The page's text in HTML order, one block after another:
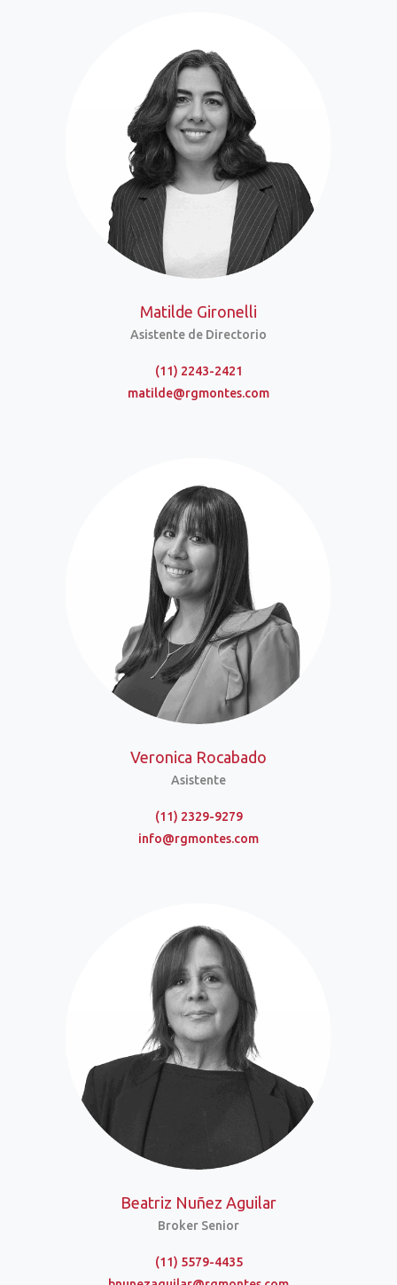
Matilde Gironelli
Asistente de Directorio
(11) 2243-2421
matilde@rgmontes.com
Veronica Rocabado
Asistente
(11) 2329-9279
info@rgmontes.com
Beatriz Nuñez Aguilar
Broker Senior
(11) 5579-4435